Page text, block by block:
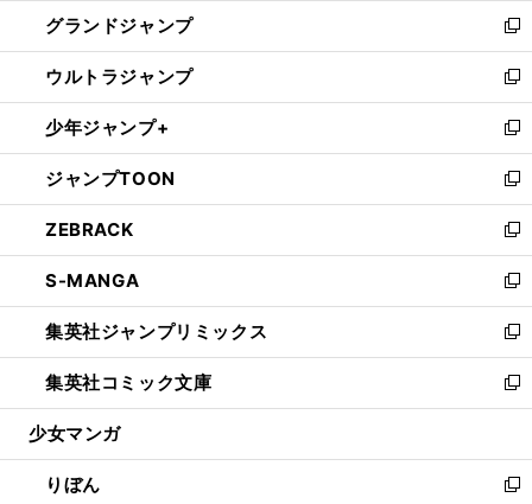
で
開
く
ド
ウ
で
開
く
ィ
ン
ド
ウ
で
開
く
し
い
ウ
ィ
ン
ド
ウ
で
開
く
グランドジャンプ
新
し
い
ウ
ィ
ン
ド
ウ
で
開
く
ウルトラジャンプ
新
し
い
ウ
ィ
ン
ド
ウ
で
開
く
少年ジャンプ+
新
し
い
ウ
ィ
ン
ド
ウ
で
開
く
ジャンプTOON
新
し
い
ウ
ィ
ン
ド
ウ
で
開
ZEBRACK
新
し
い
ウ
ィ
ン
ド
ウ
開
く
S-MANGA
新
し
い
ウ
ィ
ン
ウ
で
集英社ジャンプリミックス
新
し
い
ウ
ン
ド
集英社コミック文庫
新
し
ウ
ィ
少女マンガ
りぼん
新